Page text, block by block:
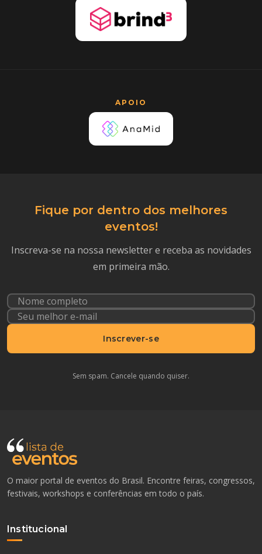
APOIO
Fique por dentro dos melhores
eventos!
Inscreva-se na nossa newsletter e receba as novidades
em primeira mão.
Inscrever-se
Sem spam. Cancele quando quiser.
O maior portal de eventos do Brasil. Encontre feiras, congressos,
festivais, workshops e conferências em todo o país.
Institucional